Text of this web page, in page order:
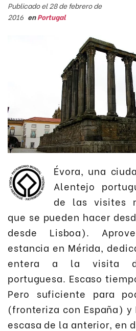
Publicado el 28 de febrero de
2016 enPortugal
Évora, una
Alentejo
de las visites
que se pueden hacer
desde Lisboa).
estancia en Mérida,
entera a la visita
portuguesa. Escaso
Pero suficiente para
(fronteriza con España) y
escasa de la anterior, en